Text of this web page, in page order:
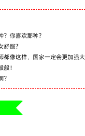
？你喜欢那种？
舒服？
像这样，国家一定会更加强大
！
？